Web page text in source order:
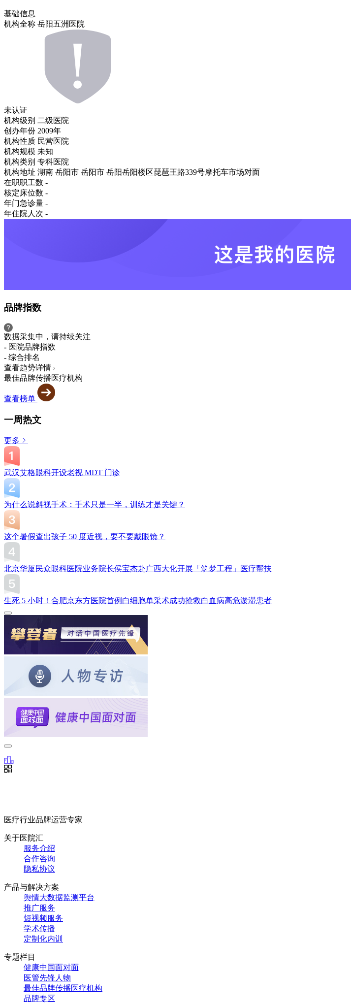
基础信息
机构全称 岳阳五洲医院
未认证
机构级别 二级医院
创办年份 2009年
机构性质 民营医院
机构规模 未知
机构类别 专科医院
机构地址 湖南 岳阳市 岳阳市 岳阳岳阳楼区琵琶王路339号摩托车市场对面
在职职工数 -
核定床位数 -
年门急诊量 -
年住院人次 -
品牌指数
数据采集中，请持续关注
- 医院品牌指数
- 综合排名
查看趋势详情
最佳品牌传播医疗机构
查看榜单
一周热文
更多
武汉艾格眼科开设老视 MDT 门诊
为什么说斜视手术：手术只是一半，训练才是关键？
这个暑假查出孩子 50 度近视，要不要戴眼镜？
北京华厦民众眼科医院业务院长侯宝杰赴广西大化开展「筑梦工程」医疗帮扶
生死 5 小时！合肥京东方医院首例白细胞单采术成功抢救白血病高危淤滞患者
医疗行业品牌运营专家
关于医院汇
服务介绍
合作咨询
隐私协议
产品与解决方案
舆情大数据监测平台
推广服务
短视频服务
学术传播
定制化内训
专题栏目
健康中国面对面
医管先锋人物
最佳品牌传播医疗机构
品牌专区